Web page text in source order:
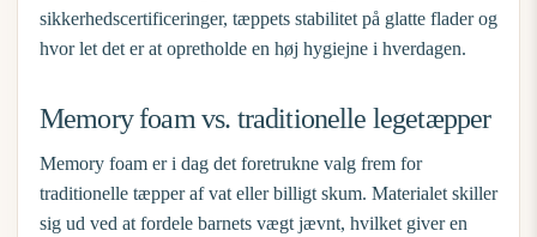
sikkerhedscertificeringer, tæppets stabilitet på glatte flader og
hvor let det er at opretholde en høj hygiejne i hverdagen.
Memory foam vs. traditionelle legetæpper
Memory foam er i dag det foretrukne valg frem for
traditionelle tæpper af vat eller billigt skum. Materialet skiller
sig ud ved at fordele barnets vægt jævnt, hvilket giver en